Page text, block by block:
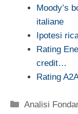
Moody’s
italiane
Ipotesi
Rating
credit…
Rating
Categorie
Analisi